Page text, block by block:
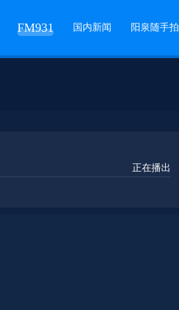
FM931 国内新闻 阳泉随手拍
正在播出